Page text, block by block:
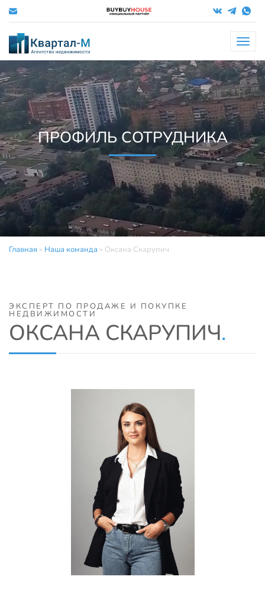
Меню
ПРОФИЛЬ СОТРУДНИКА
Главная » Наша команда » Оксана Скарупич
ЭКСПЕРТ ПО ПРОДАЖЕ И ПОКУПКЕ
НЕДВИЖИМОСТИ
ОКСАНА СКАРУПИЧ.